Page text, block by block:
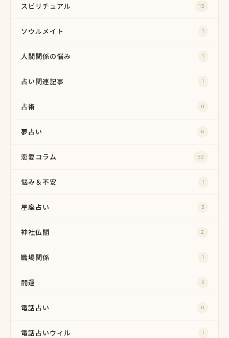
スピリチュアル 13
ソウルメイト 1
人間関係の悩み 1
占い関連記事 1
占術 0
夢占い 6
恋愛コラム 92
悩み＆不安 1
星座占い 3
神社仏閣 2
職場関係 1
開運 3
電話占い 0
電話占いウィル 1